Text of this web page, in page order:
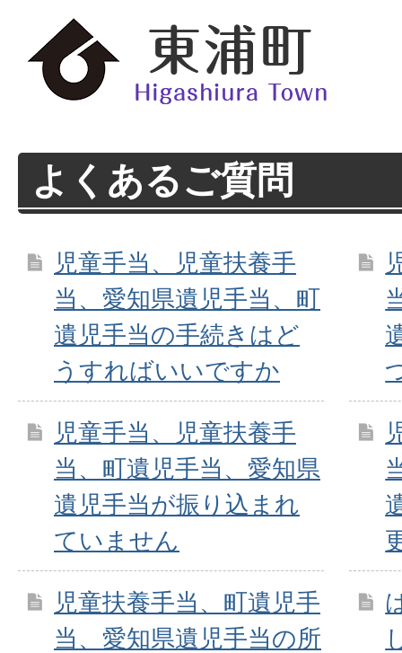
よくあるご質問
児童手当、児童扶養手
当、愛知県遺児手当、町
遺児手当の手続きはど
うすればいいですか
児童手当、児童扶養手
当、町遺児手当、愛知県
遺児手当が振り込まれ
ていません
児童扶養手当、町遺児手
当、愛知県遺児手当の所